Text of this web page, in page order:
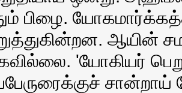
பிழை.
ஆயின்
'யோகியர்